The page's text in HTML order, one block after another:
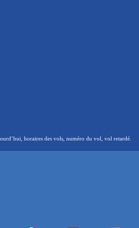
horaires des vols, numéro du vol, vol retardé.